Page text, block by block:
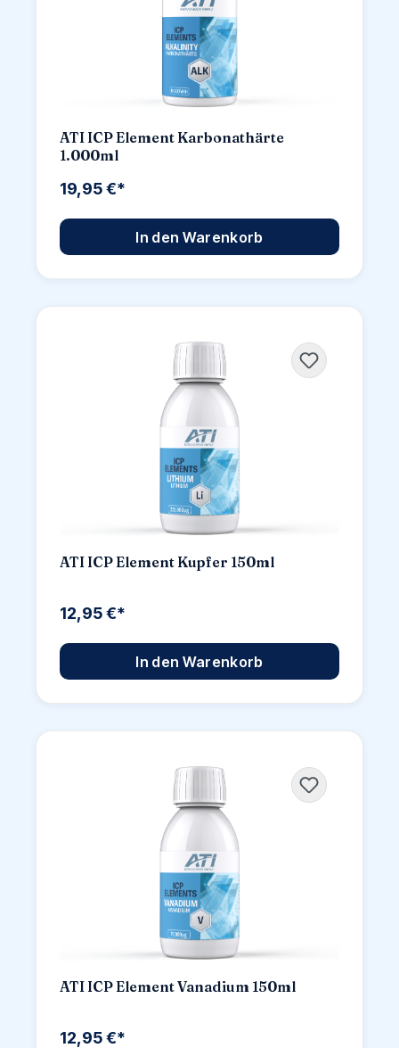
ATI ICP Element Karbonathärte
1.000ml
19,95 €*
In den Warenkorb
ATI ICP Element Kupfer 150ml
12,95 €*
In den Warenkorb
ATI ICP Element Vanadium 150ml
12,95 €*